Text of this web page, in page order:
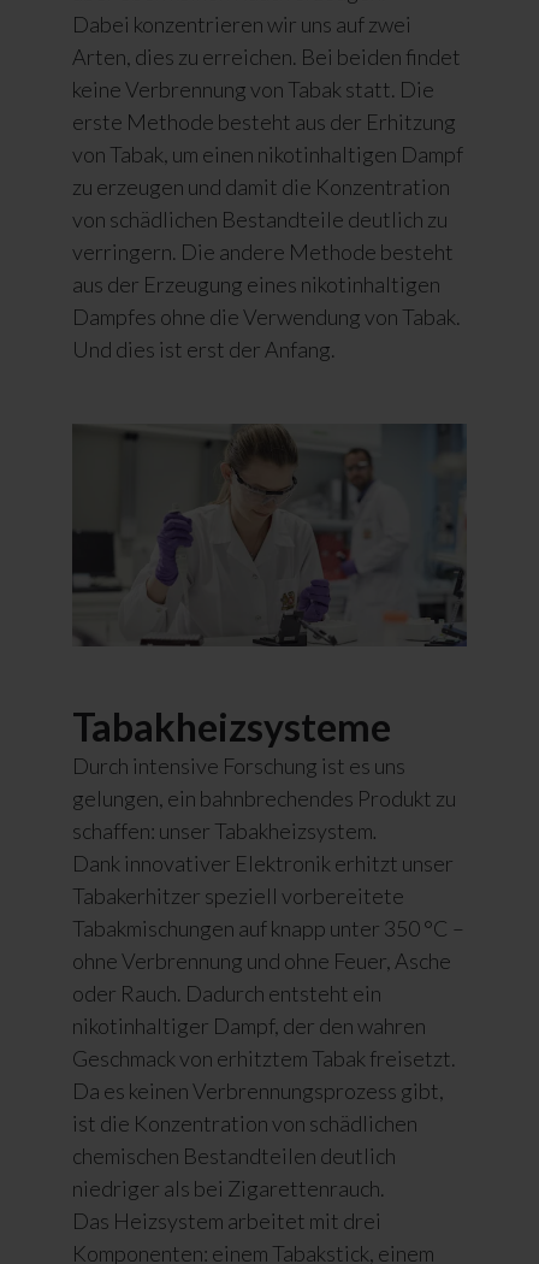
Dabei konzentrieren wir uns auf zwei
Arten, dies zu erreichen. Bei beiden findet
keine Verbrennung von Tabak statt. Die
erste Methode besteht aus der Erhitzung
von Tabak, um einen nikotinhaltigen Dampf
zu erzeugen und damit die Konzentration
von schädlichen Bestandteile deutlich zu
verringern. Die andere Methode besteht
aus der Erzeugung eines nikotinhaltigen
Dampfes ohne die Verwendung von Tabak.
Und dies ist erst der Anfang.
Tabakheizsysteme
Durch intensive Forschung ist es uns
gelungen, ein bahnbrechendes Produkt zu
schaffen: unser Tabakheizsystem.
Dank innovativer Elektronik erhitzt unser
Tabakerhitzer speziell vorbereitete
Tabakmischungen auf knapp unter 350 °C –
ohne Verbrennung und ohne Feuer, Asche
oder Rauch. Dadurch entsteht ein
nikotinhaltiger Dampf, der den wahren
Geschmack von erhitztem Tabak freisetzt.
Da es keinen Verbrennungsprozess gibt,
ist die Konzentration von schädlichen
chemischen Bestandteilen deutlich
niedriger als bei Zigarettenrauch.
Das Heizsystem arbeitet mit drei
Komponenten: einem Tabakstick, einem